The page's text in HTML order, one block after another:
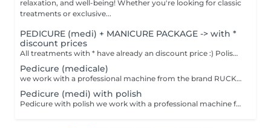
relaxation, and well-being! Whether you're looking for classic
treatments or exclusive...
PEDICURE (medi) + MANICURE PACKAGE -> with *
discount prices
All treatments with * have already an discount price :) Polish = normal polish, which one you can easily take off with dissolute. Stay 2-4 days for hands, 1 month for feet and take 30min to dry. Semi = we dry it under a LEDlight and should be taken off in the salon (removing is included in the price). Stay -> till 3 weeks for hands, 4-5 weeks for feet and will be dry immediately. Can damage your nails by doing it to offen without a break.
Pedicure (medicale)
we work with a professional machine from the brand RUCK, feetbath, cuting & polishing nails, taking off of the dead skin ( cuting and/or polishing), cleaning from the cuticles, ingrowing nails and corn eye will be treated
Pedicure (medi) with polish
Pedicure with polish we work with a professional machine from the brand RUCK, feetbath, cuting & polishing nails, taking off of the dead skin ( cuting and/or polishing), cleaning from the cuticles, ingrowing nails and corn eye will be treated Polish = normal polish, which one you can easily take off with dissolute. Stay 2-4 days for hands, 1 month for feet and take 30min to dry. Semi = we dry it under a LEDlight and should be taken off in the salon (removing is included in the price). Stay -> till 3 weeks for hands, 4-5 weeks for feet and will be dry immediately. Can damage your nails by doing it to offen without a break